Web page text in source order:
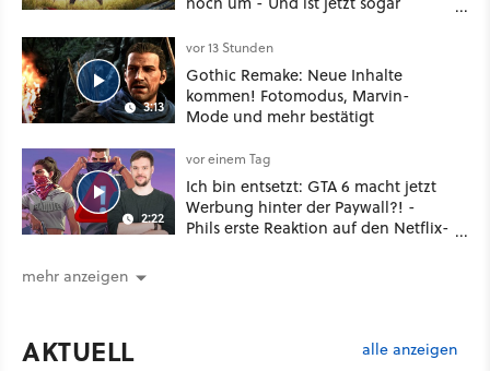
3:13
vor 13 Stunden
Gothic Remake: Neue Inhalte
kommen! Fotomodus, Marvin-
Mode und mehr bestätigt
2:22
vor einem Tag
Ich bin entsetzt: GTA 6 macht jetzt
Werbung hinter der Paywall?! -
Phils erste Reaktion auf den Netflix-
mehr anzeigen
AKTUELL alle anzeigen